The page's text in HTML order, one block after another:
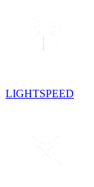
LIGHTSPEED